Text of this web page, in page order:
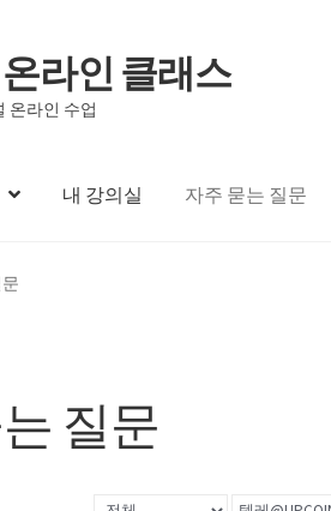
라인 클래스
온라인 수업
내 강의실 자주 묻는 질문
질문